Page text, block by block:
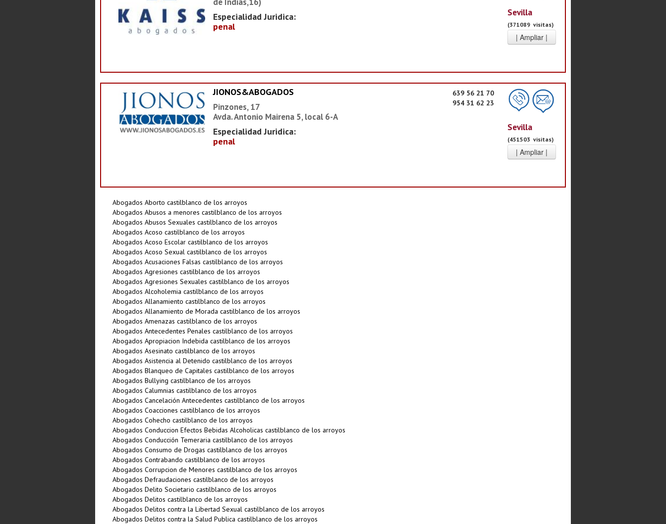
Especialidad Juridica:
penal
Sevilla
(371089 visitas)
JIONOS&ABOGADOS
Pinzones, 17
Avda. Antonio Mairena 5, local 6-A
Especialidad Juridica:
penal
639 56 21 70
954 31 62 23
Sevilla
(451503 visitas)
Abogados Aborto castilblanco de los arroyos
Abogados Abusos a menores castilblanco de los arroyos
Abogados Abusos Sexuales castilblanco de los arroyos
Abogados Acoso castilblanco de los arroyos
Abogados Acoso Escolar castilblanco de los arroyos
Abogados Acoso Sexual castilblanco de los arroyos
Abogados Acusaciones Falsas castilblanco de los arroyos
Abogados Agresiones castilblanco de los arroyos
Abogados Agresiones Sexuales castilblanco de los arroyos
Abogados Alcoholemia castilblanco de los arroyos
Abogados Allanamiento castilblanco de los arroyos
Abogados Allanamiento de Morada castilblanco de los arroyos
Abogados Amenazas castilblanco de los arroyos
Abogados Antecedentes Penales castilblanco de los arroyos
Abogados Apropiacion Indebida castilblanco de los arroyos
Abogados Asesinato castilblanco de los arroyos
Abogados Asistencia al Detenido castilblanco de los arroyos
Abogados Blanqueo de Capitales castilblanco de los arroyos
Abogados Bullying castilblanco de los arroyos
Abogados Calumnias castilblanco de los arroyos
Abogados Cancelación Antecedentes castilblanco de los arroyos
Abogados Coacciones castilblanco de los arroyos
Abogados Cohecho castilblanco de los arroyos
Abogados Conduccion Efectos Bebidas Alcoholicas castilblanco de los arroyos
Abogados Conducción Temeraria castilblanco de los arroyos
Abogados Consumo de Drogas castilblanco de los arroyos
Abogados Contrabando castilblanco de los arroyos
Abogados Corrupcion de Menores castilblanco de los arroyos
Abogados Defraudaciones castilblanco de los arroyos
Abogados Delito Societario castilblanco de los arroyos
Abogados Delitos castilblanco de los arroyos
Abogados Delitos contra la Libertad Sexual castilblanco de los arroyos
Abogados Delitos contra la Salud Publica castilblanco de los arroyos